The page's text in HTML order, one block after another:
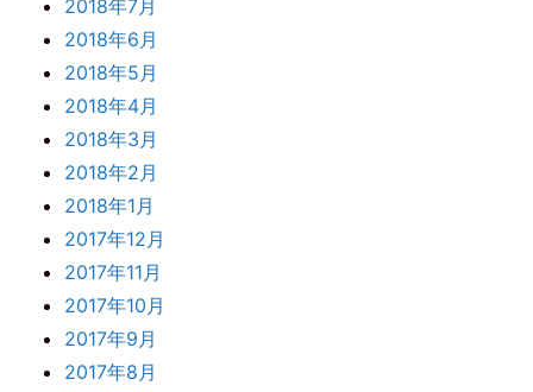
2018年7月
2018年6月
2018年5月
2018年4月
2018年3月
2018年2月
2018年1月
2017年12月
2017年11月
2017年10月
2017年9月
2017年8月